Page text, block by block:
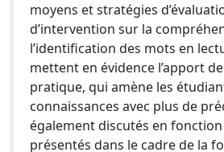
moyens et stratégies
d’intervention sur la
l’identification des mots en
mettent en évidence l’apport
pratique, qui amène les
connaissances avec plus de
également discutés en
présentés dans le cadre de la